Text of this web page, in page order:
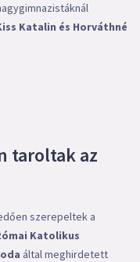
Katalin és Horváthné
taroltak az
szerepeltek a
Katolikus
által meghirdetett